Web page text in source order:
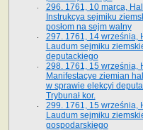
296. 1761, 10 marca,
Instrukcya sejmiku
posłom na sejm walny
297. 1761, 14 września,
Laudum sejmiku
deputackiego
298. 1761, 15 września,
Manifestacye ziemian
w sprawie elekcyi
Trybunał kor.
299. 1761, 15 września,
Laudum sejmiku
gospodarskiego